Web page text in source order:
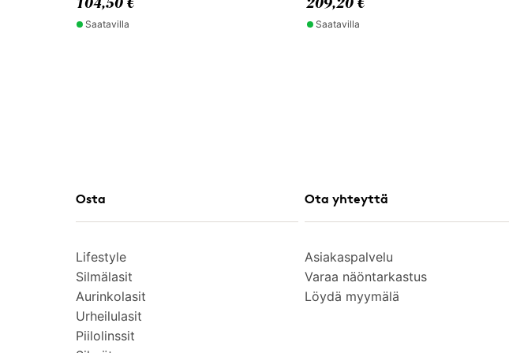
104,50 €
Saatavilla
209,20 €
Saatavilla
Osta
Lifestyle
Silmälasit
Aurinkolasit
Urheilulasit
Piilolinssit
Ota yhteyttä
Asiakaspalvelu
Varaa näöntarkastus
Löydä myymälä